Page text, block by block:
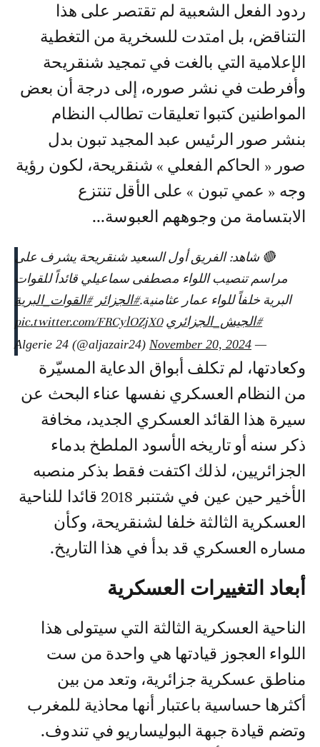
ردود الفعل الشعبية لم تقتصر على هذا
التناقض، بل امتدت للسخرية من التغطية
الإعلامية التي بالغت في تمجيد شنقريحة
وأفرطت في نشر صوره، إلى درجة أن بعض
المواطنين كتبوا تعليقات تطالب النظام
بنشر صور الرئيس عبد المجيد تبون بدل
صور « الحاكم الفعلي » شنقريحة، لكون رؤية
وجه « عمي تبون » على الأقل تنتزع
الابتسامة من وجوههم العبوسة...
🔴 شاهد: الفريق أول السعيد شنقريحة يشرف على
مراسم تنصيب اللواء مصطفى سماعيلي قائداً للقوات
البرية خلفاً للواء عمار عثامنية.#الجزائر #القوات_البرية
#الجيش_الجزائري pic.twitter.com/FRCylOZjX0
— Algerie 24 (@aljazair24)
November 20, 2024
وكعادتها، لم تكلف أبواق الدعاية المسيّرة
من النظام العسكري نفسها عناء البحث عن
سيرة هذا القائد العسكري الجديد، مخافة
ذكر سنه أو تاريخه الأسود الملطخ بدماء
الجزائريين، لذلك اكتفت فقط بذكر منصبه
الأخير حين عين في شتنبر 2018 قائدا للناحية
العسكرية الثالثة خلفا لشنقريحة، وكأن
مساره العسكري قد بدأ في هذا التاريخ.
أبعاد التغييرات العسكرية
الناحية العسكرية الثالثة التي سيتولى هذا
اللواء العجوز قيادتها هي واحدة من ست
مناطق عسكرية جزائرية، وتعد من بين
أكثرها حساسية باعتبار أنها محاذية للمغرب
وتضم قيادة جبهة البوليساريو في تندوف.